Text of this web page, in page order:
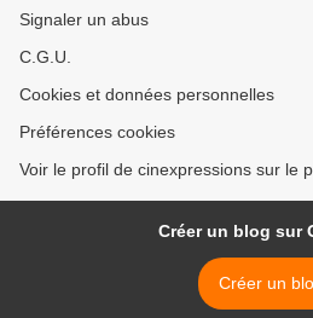
Signaler un abus
C.G.U.
Cookies et données personnelles
Préférences cookies
Voir le profil de cinexpressions sur le
Créer un blog sur
Créer un